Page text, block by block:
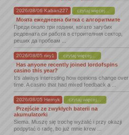
2026/08/06 Kaban227 czytaj więcej...
Моята ежедневна битка с алгоритмите
Преди около три години, когато загубих
редовната си работа в строителния сектор,
реших да пробвам ...
2026/08/05 rixy1 czytaj więcej...
Has anyone recently joined lordofspins
casino this year?
It's always interesting how opinions change over
time. A casino that had mixed feedback a ...
2026/08/05 Hernyk czytaj więcej...
Przejście ze zwykłych baterii na
akumulatorki
Siema. Muszę się trochę wyżalić i przy okazji
podpytać o radę, bo już mnie krew ...